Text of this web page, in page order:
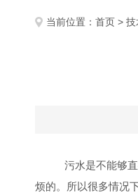
当前位置： 首页 > 技
污水是不能够
烦的。所以很多情况